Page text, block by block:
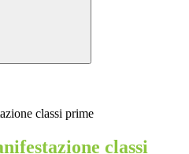
classi prime
classi